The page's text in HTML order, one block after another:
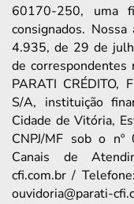
60170-250, uma
consignados.
4.935, de 29 de
de
PARATI CRÉDITO,
S/A, instituição
Cidade de Vitória,
CNPJ/MF sob o nº
Canais de
cfi.com.br /
ouvidoria@parati-